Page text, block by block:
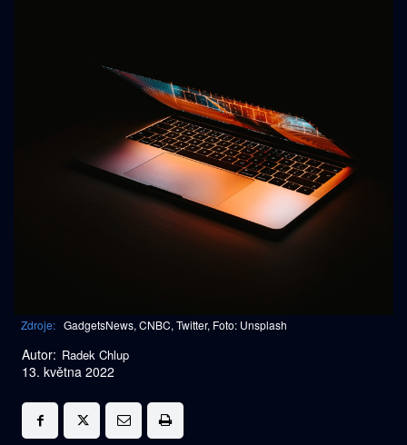
Zdroje: GadgetsNews, CNBC, Twitter, Foto: Unsplash
Autor: Radek Chlup
13. května 2022